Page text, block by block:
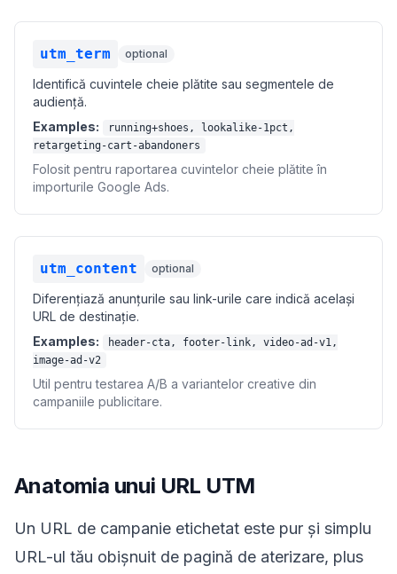
utm_term optional
Identifică cuvintele cheie plătite sau segmentele de
audiență.
Examples:
running+shoes, lookalike-1pct,
retargeting-cart-abandoners
Folosit pentru raportarea cuvintelor cheie plătite în
importurile Google Ads.
utm_content optional
Diferențiază anunțurile sau link-urile care indică același
URL de destinație.
Examples:
header-cta, footer-link, video-ad-v1,
image-ad-v2
Util pentru testarea A/B a variantelor creative din
campaniile publicitare.
Anatomia unui URL UTM
Un URL de campanie etichetat este pur și simplu
URL-ul tău obișnuit de pagină de aterizare, plus